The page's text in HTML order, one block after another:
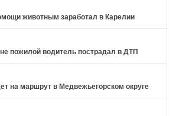
животным заработал в Карелии
пожилой водитель пострадал в ДТП
на маршрут в Медвежьегорском округе